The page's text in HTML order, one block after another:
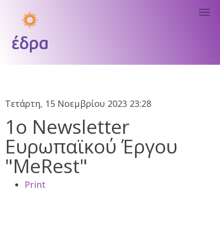
Τετάρτη, 15 Νοεμβρίου 2023 23:28
1ο Newsletter
Ευρωπαϊκού Έργου
"MeRest"
Print